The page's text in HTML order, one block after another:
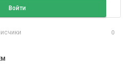
Войти
0